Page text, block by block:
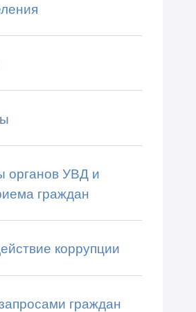
органов УВД и
граждан
коррупции
граждан